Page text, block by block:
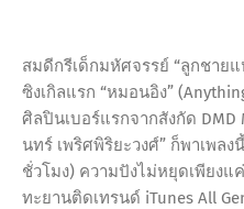
สมดีกรีเด็กมหัศจรรย์ “ลูกชาย
ซิงเกิลแรก “หมอนอิง”
ศิลปินเบอร์แรกจากสังกัด DMD
นทร์ เพริศพิริยะวงศ์” ก็พาเพล
ชั่วโมง) ความปังไม่หยุดเพียงแ
ทะยานติดเทรนด์ iTunes All